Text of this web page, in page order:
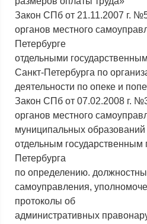
Закон СПб от 21.11.2007 г.
органов местного
Петербурге
отдельными
Санкт-Петербурга по
деятельности по опеке и
Закон СПб от 07.02.2008 г.
органов местного
муниципальных образований
отдельным
Петербурга
по определению.
самоуправления,
протоколы об
административных